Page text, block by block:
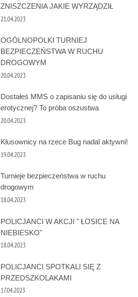
ZNISZCZENIA JAKIE WYRZĄDZIŁ
21.04.2023
OGÓLNOPOLKI TURNIEJ
BEZPIECZEŃSTWA W RUCHU
DROGOWYM
20.04.2023
Dostałeś MMS o zapisaniu się do usługi
erotycznej? To próba oszustwa
20.04.2023
Kłusownicy na rzece Bug nadal aktywni!
19.04.2023
Turnieje bezpieczeństwa w ruchu
drogowym
18.04.2023
POLICJANCI W AKCJI " ŁOSICE NA
NIEBIESKO"
18.04.2023
POLICJANCI SPOTKALI SIĘ Z
PRZEDSZKOLAKAMI
17.04.2023